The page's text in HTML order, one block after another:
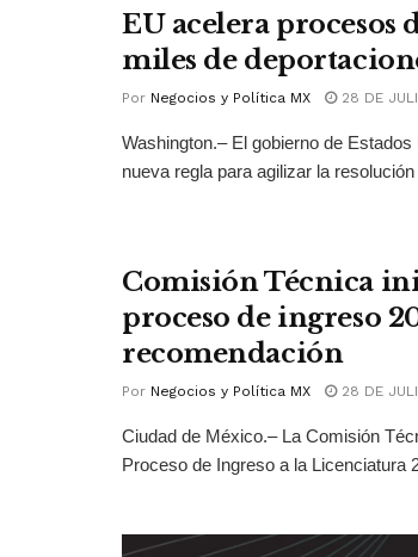
EU acelera procesos
miles de
Por Negocios y Política MX 28 DE
Washington.– El gobierno de
nueva regla para agilizar la
Comisión Técnica
proceso de ingreso
recomendación
Por Negocios y Política MX 28 DE
Ciudad de México.– La Comisión
Proceso de Ingreso a la Licenciatura